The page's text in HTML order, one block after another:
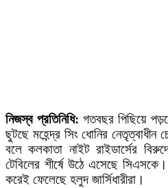
নিজস্ব প্রতিনিধি:গতবছর পিছিয়ে
ছুটছে মহেন্দ্র সিং ধোনির
বলে কলকাতা নাইট রাইডার্সের
টেবিলের শীর্ষে উঠে এসেছে
করেই ফেলেছে হলুদ জার্সিধারীরা।